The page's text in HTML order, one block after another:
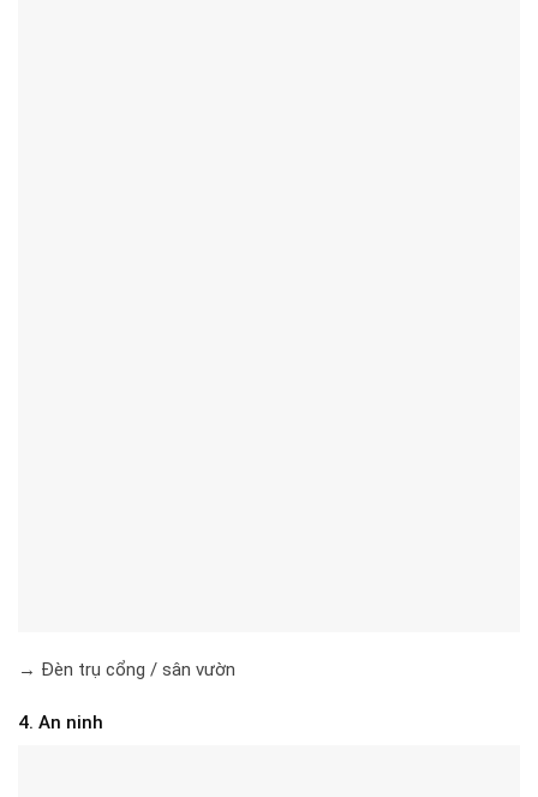
→ Đèn trụ cổng / sân vườn
4. An ninh